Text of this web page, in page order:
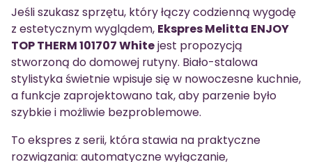
Jeśli szukasz sprzętu, który łączy codzienną wygodę
z estetycznym wyglądem, Ekspres Melitta ENJOY
TOP THERM 101707 Whitejest propozycją
stworzoną do domowej rutyny. Biało-stalowa
stylistyka świetnie wpisuje się w nowoczesne kuchnie,
a funkcje zaprojektowano tak, aby parzenie było
szybkie i możliwie bezproblemowe.
To ekspres z serii, która stawia na praktyczne
rozwiązania: automatyczne wyłączanie,